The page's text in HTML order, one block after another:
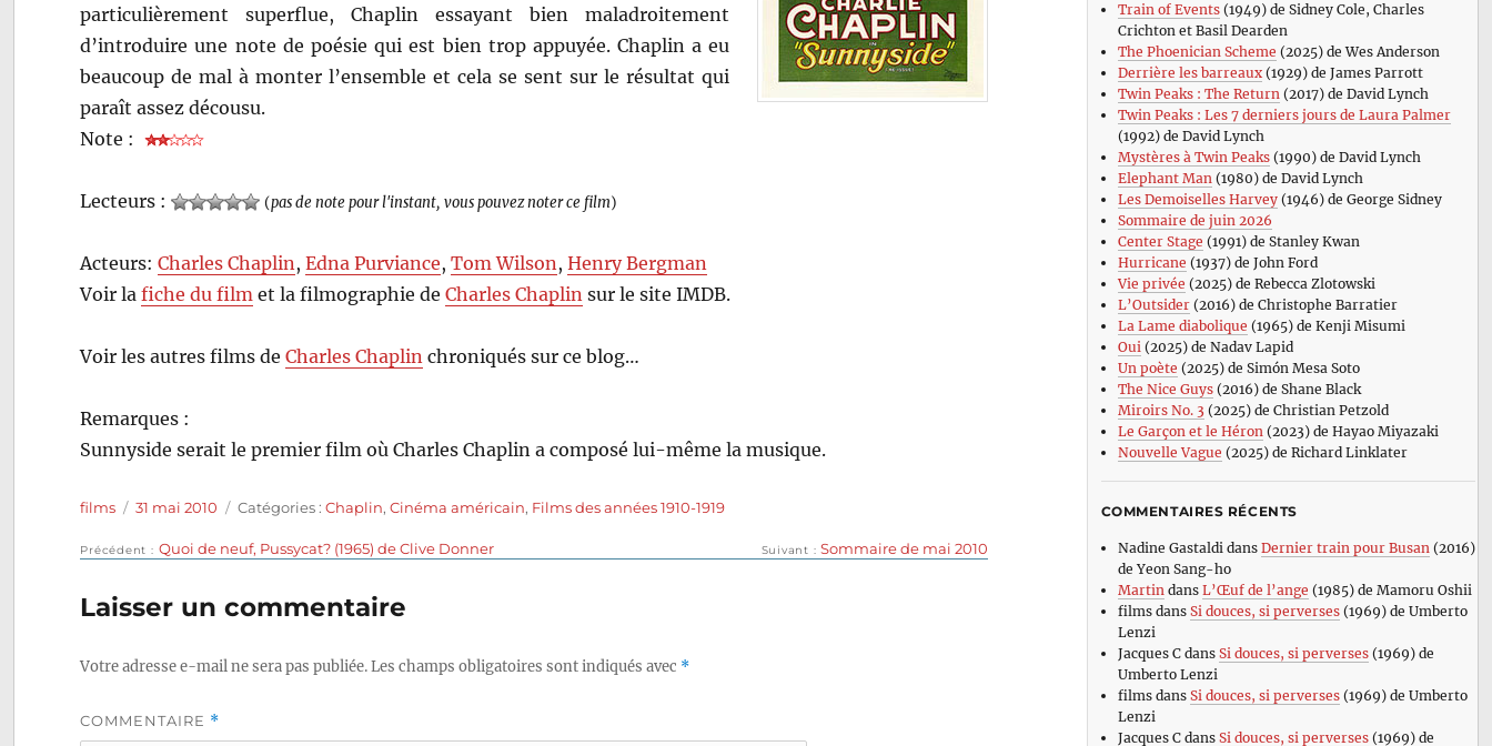
particulièrement superflue, Chaplin essayant bien maladroitement
d’introduire une note de poésie qui est bien trop appuyée. Chaplin a eu
beaucoup de mal à monter l’ensemble et cela se sent sur le résultat qui
paraît assez décousu.
Note :
Lecteurs : (pas de note pour l'instant, vous pouvez noter ce film)
Acteurs:Charles Chaplin ,Edna Purviance,Tom Wilson ,Henry Bergman
Voir lafiche du film et la filmographie deCharles Chaplin sur le site IMDB.
Voir les autres films deCharles Chaplin chroniqués sur ce blog…
Remarques :
Sunnyside serait le premier film où Charles Chaplin a composé lui-même la musique.
Auteur
films
Publié
31 mai 2010 Catégories
Catégories :Chaplin,Cinéma américain, Films des années 1910-1919
Navigation
de
l’article
Précédent
Publication
Quoi de neuf, Pussycat? (1965) de Clive Donner Suivant
Publication
Sommaire de mai 2010
Laisser un commentaire
Votre adresse e-mail ne sera pas publiée.Les champs obligatoires sont indiqués avec *
COMMENTAIRE *
Train of Events(1949) de Sidney Cole, Charles
Crichton et Basil Dearden
The Phoenician Scheme (2025) de Wes Anderson
Derrière les barreaux(1929) de James Parrott
Twin Peaks : The Return(2017) de David Lynch
Twin Peaks : Les 7 derniers jours de Laura Palmer
(1992) de David Lynch
Mystères à Twin Peaks(1990) de David Lynch
Elephant Man(1980) de David Lynch
Les Demoiselles Harvey(1946) de George Sidney
Sommaire de juin 2026
Center Stage (1991) de Stanley Kwan
Hurricane (1937) de John Ford
Vie privée (2025) de Rebecca Zlotowski
L’Outsider(2016) de Christophe Barratier
La Lame diabolique (1965) de Kenji Misumi
Oui(2025) de Nadav Lapid
Un poète (2025) de Simón Mesa Soto
The Nice Guys(2016) de Shane Black
Miroirs No. 3 (2025) de Christian Petzold
Le Garçon et le Héron(2023) de Hayao Miyazaki
Nouvelle Vague (2025) de Richard Linklater
COMMENTAIRES RÉCENTS
Nadine Gastaldi dans Dernier train pour Busan (2016)
de Yeon Sang-ho
Martin dans L’Œuf de l’ange (1985) de Mamoru Oshii
filmsdans Si douces, si perverses(1969) de Umberto
Lenzi
Jacques Cdans Si douces, si perverses(1969) de
Umberto Lenzi
filmsdans Si douces, si perverses(1969) de Umberto
Lenzi
Jacques Cdans Si douces, si perverses(1969) de